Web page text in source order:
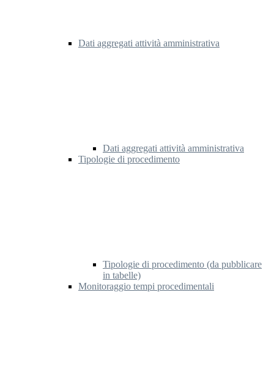
Dati aggregati attività amministrativa
Dati aggregati attività amministrativa
Tipologie di procedimento
Tipologie di procedimento (da pubblicare
in tabelle)
Monitoraggio tempi procedimentali